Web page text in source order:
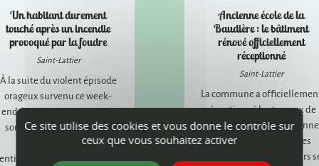
Un habitant durement
touché après un incendie
provoqué par la foudre
Saint-Lattier
À la suite du violent épisode
orageux survenu ce week-
end, la commune a apporté
son soutien à un habitant
dont la maison a été
détruite par un
Ancienne école de la
Baudière : le bâtiment
rénové officiellement
réceptionné
Saint-Lattier
La commune a
réceptionné les travaux de
réhabilitation de l'ancienne
école de la Baudière. Les
aménagements extérieurs
Ce site utilise des cookies et vous donne le contrôle sur
ceux que vous souhaitez activer